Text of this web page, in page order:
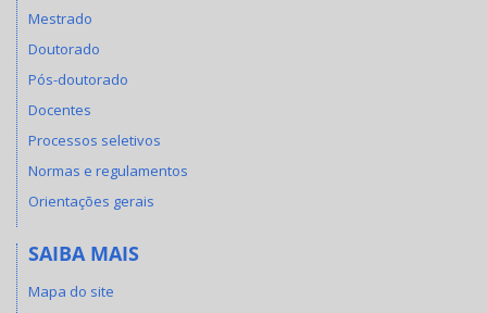
Mestrado
Doutorado
Pós-doutorado
Docentes
Processos seletivos
Normas e regulamentos
Orientações gerais
SAIBA MAIS
Mapa do site